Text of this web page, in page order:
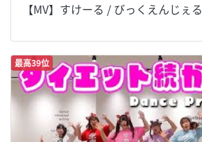
【MV】すけーる / びっくえんじぇる
最高39位